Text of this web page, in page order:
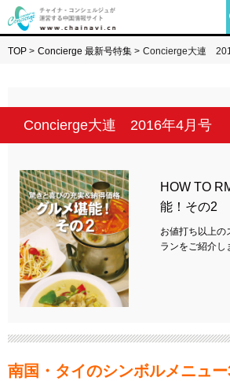
TOP > Concierge 最新号特集 > Concierge大連
Concierge大連 2016年4月号
HOW TO
能！その2
お値打ち以上の
ランをご紹介し
南国・タイのシンボルメニュ